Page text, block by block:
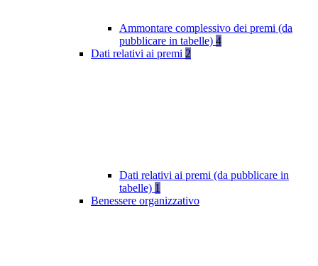
Ammontare complessivo dei premi (da
pubblicare in tabelle) 4
Dati relativi ai premi 2
Dati relativi ai premi (da pubblicare in
tabelle) 1
Benessere organizzativo